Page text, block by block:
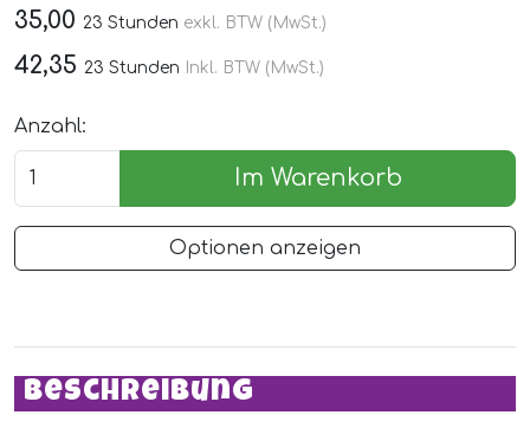
35,00 23 Stunden exkl. BTW (MwSt.)
42,35 23 Stunden Inkl. BTW (MwSt.)
Anzahl:
Im Warenkorb
Optionen anzeigen
Beschreibung